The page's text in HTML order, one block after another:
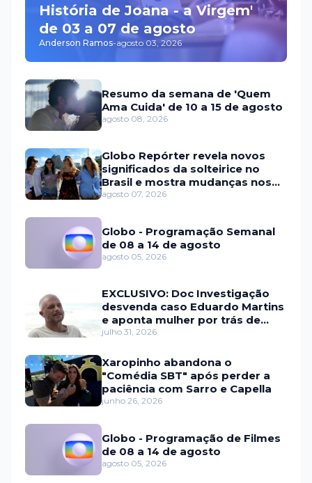
História de Joana - a Virgem'
de 03 a 07 de agosto
Anderson Ramos-agosto 03, 2026
Resumo da semana de 'Quem
Ama Cuida' de 10 a 15 de agosto
agosto 08, 2026
Globo Repórter revela novos
significados da solteirice no
Brasil e mostra mudanças nos
relacionamentos
agosto 07, 2026
Globo - Programação Semanal
de 08 a 14 de agosto
agosto 05, 2026
EXCLUSIVO: Doc Investigação
desvenda caso Eduardo Martins
e aponta mulher por trás de
fraude internacional
julho 31, 2026
Xaropinho abandona o
"Comédia SBT" após perder a
paciência com Sarro e Capella
junho 26, 2026
Globo - Programação de Filmes
de 08 a 14 de agosto
agosto 05, 2026